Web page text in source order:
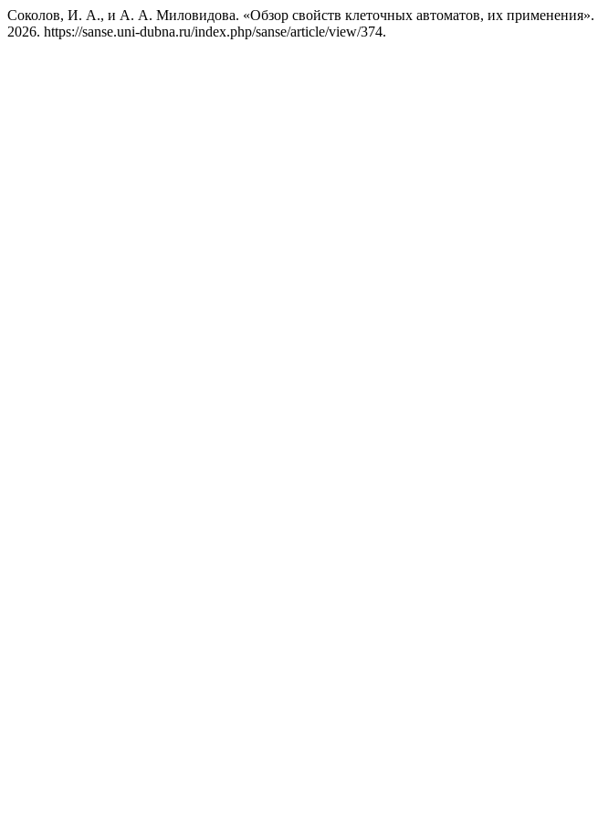
Соколов, И. А., и А. А. Миловидова. «Обзор свойств клеточных автоматов, их применения».
2026. https://sanse.uni-dubna.ru/index.php/sanse/article/view/374.